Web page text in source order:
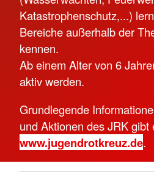
Katastrophenschutz,...)
Bereiche außerhalb der
kennen.
Ab einem Alter von 6
aktiv werden.
Grundlegende
und Aktionen des JRK gibt
www.jugendrotkreuz.de.